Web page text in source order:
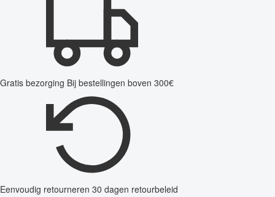
Gratis bezorging Bij bestellingen boven 300€
Eenvoudig retourneren 30 dagen retourbeleid